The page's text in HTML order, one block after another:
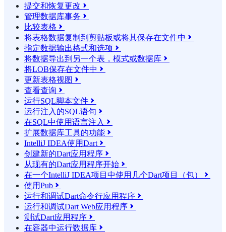
提交和恢复更改 
管理数据库事务 
比较表格 
将表格数据复制到剪贴板或将其保存在文件中 
指定数据输出格式和选项 
将数据导出到另一个表，模式或数据库 
将LOB保存在文件中 
更新表格视图 
查看查询 
运行SQL脚本文件 
运行注入的SQL语句 
在SQL中使用语言注入 
扩展数据库工具的功能 
IntelliJ IDEA使用Dart 
创建新的Dart应用程序 
从现有的Dart应用程序开始 
在一个IntelliJ IDEA项目中使用几个Dart项目（包） 
使用Pub 
运行和调试Dart命令行应用程序 
运行和调试Dart Web应用程序 
测试Dart应用程序 
在容器中运行数据库 